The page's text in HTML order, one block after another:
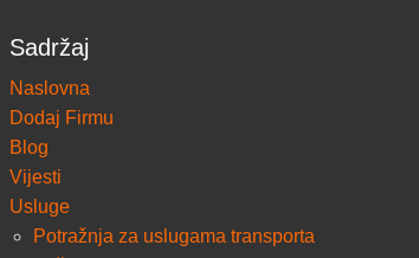
Sadržaj
Naslovna
Dodaj Firmu
Blog
Vijesti
Usluge
Potražnja za uslugama transporta